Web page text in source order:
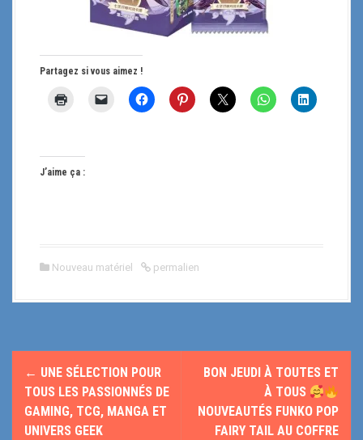
Partagez si vous aimez !
J’aime ça :
Nouveau matériel permalien
N← UNE SÉLECTION POUR
TOUS LES PASSIONNÉS DE
GAMING, TCG, MANGA ET
UNIVERS GEEK
BON JEUDI À TOUTES ET
À TOUS
NOUVEAUTÉS FUNKO POP
FAIRY TAIL AU COFFRE